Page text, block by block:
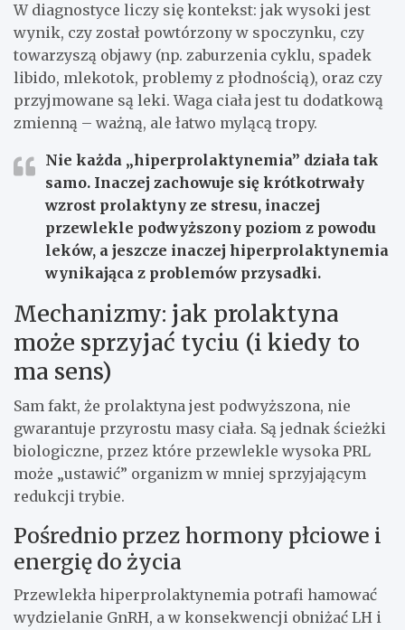
W diagnostyce liczy się kontekst: jak wysoki jest
wynik, czy został powtórzony w spoczynku, czy
towarzyszą objawy (np. zaburzenia cyklu, spadek
libido, mlekotok, problemy z płodnością), oraz czy
przyjmowane są leki. Waga ciała jest tu dodatkową
zmienną – ważną, ale łatwo mylącą tropy.
Nie każda „hiperprolaktynemia” działa tak
samo. Inaczej zachowuje się krótkotrwały
wzrost prolaktyny ze stresu, inaczej
przewlekle podwyższony poziom z powodu
leków, a jeszcze inaczej hiperprolaktynemia
wynikająca z problemów przysadki.
Mechanizmy: jak prolaktyna
może sprzyjać tyciu (i kiedy to
ma sens)
Sam fakt, że prolaktyna jest podwyższona, nie
gwarantuje przyrostu masy ciała. Są jednak ścieżki
biologiczne, przez które przewlekle wysoka PRL
może „ustawić” organizm w mniej sprzyjającym
redukcji trybie.
Pośrednio przez hormony płciowe i
energię do życia
Przewlekła hiperprolaktynemia potrafi hamować
wydzielanie GnRH, a w konsekwencji obniżać LH i